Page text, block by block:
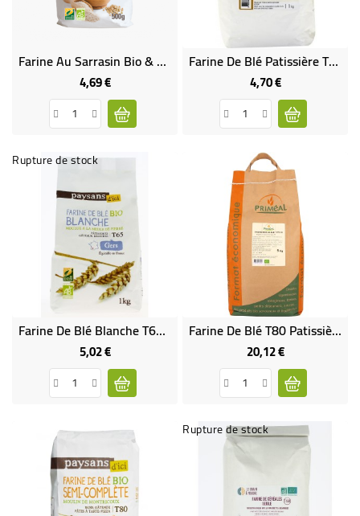
Farine Au Sarrasin Bio & Équitable
4,69 €Prix
Farine De Blé Patissière T55
4,70 €Prix
Rupture de stock
Farine De Blé Blanche T65 Bio & Équitable
5,02 €Prix
Farine De Blé T80 Patissière VRAC RHD 5 Kg
20,12 €Prix
Rupture de stock